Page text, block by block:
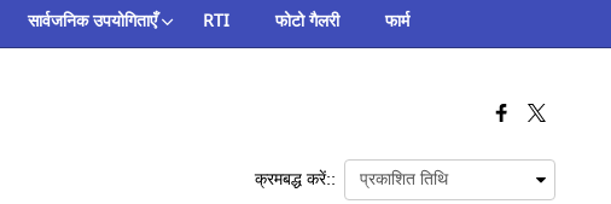
सार्वजनिक उपयोगिताएँ RTI फोटो गैलरी फार्म
क्रमबद्ध करें::